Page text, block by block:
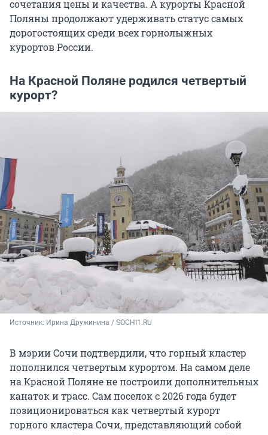
сочетания цены и качества. А курорты Красной
Поляны продолжают удерживать статус самых
дорогостоящих среди всех горнолыжных
курортов России.
На Красной Поляне родился четвертый
курорт?
Источник: Ирина Дружинина / SOCHI1.RU
В мэрии Сочи подтвердили, что горный кластер
пополнился четвертым курортом. На самом деле
на Красной Поляне не построили дополнительных
канаток и трасс. Сам поселок с 2026 года будет
позиционироваться как четвертый курорт
горного кластера Сочи, представляющий собой